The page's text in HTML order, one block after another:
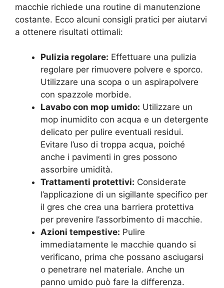
macchie richiede una routine di manutenzione
costante. Ecco alcuni consigli pratici per aiutarvi
a ottenere risultati ottimali:
Pulizia regolare: Effettuare una pulizia
regolare per rimuovere polvere e sporco.
Utilizzare una scopa o un aspirapolvere
con spazzole morbide.
Lavabo con mop umido: Utilizzare un
mop inumidito con acqua e un detergente
delicato per pulire eventuali residui.
Evitare l’uso di troppa acqua, poiché
anche i pavimenti in gres possono
assorbire umidità.
Trattamenti protettivi: Considerate
l’applicazione di un sigillante specifico per
il gres che crea una barriera protettiva
per prevenire l’assorbimento di macchie.
Azioni tempestive: Pulire
immediatamente le macchie quando si
verificano, prima che possano asciugarsi
o penetrare nel materiale. Anche un
panno umido può fare la differenza.